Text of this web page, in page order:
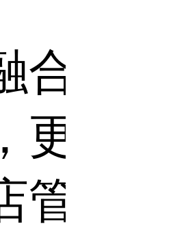
便捷，
更省力